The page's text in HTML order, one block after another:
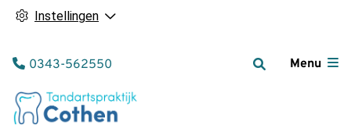
Instellingen
Menu
Tel:
0343-562550